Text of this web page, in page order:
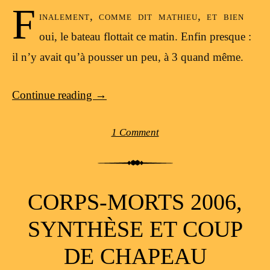
F inalement, comme dit mathieu, et bien
oui, le bateau flottait ce matin. Enfin presque :
il n’y avait qu’à pousser un peu, à 3 quand même.
Continue reading →
1 Comment
CORPS-MORTS 2006,
SYNTHÈSE ET COUP
DE CHAPEAU